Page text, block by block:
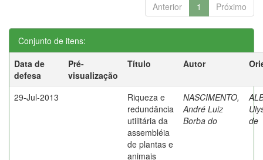
Anterior 1 Próximo
Conjunto de itens:
Data de
defesa
Pré-
visualização
Título Autor
29-Jul-2013
Riqueza e
redundância
utilitária da
assembléia
de plantas e
animais
NASCIMENTO,
André Luiz
Borba do
de